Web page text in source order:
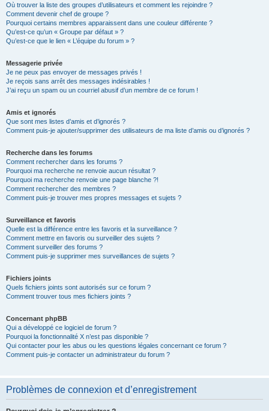
Où trouver la liste des groupes d’utilisateurs et comment les rejoindre ?
Comment devenir chef de groupe ?
Pourquoi certains membres apparaissent dans une couleur différente ?
Qu’est-ce qu’un « Groupe par défaut » ?
Qu’est-ce que le lien « L’équipe du forum » ?
Messagerie privée
Je ne peux pas envoyer de messages privés !
Je reçois sans arrêt des messages indésirables !
J’ai reçu un spam ou un courriel abusif d’un membre de ce forum !
Amis et ignorés
Que sont mes listes d’amis et d’ignorés ?
Comment puis-je ajouter/supprimer des utilisateurs de ma liste d’amis ou d’ignorés ?
Recherche dans les forums
Comment rechercher dans les forums ?
Pourquoi ma recherche ne renvoie aucun résultat ?
Pourquoi ma recherche renvoie une page blanche ?!
Comment rechercher des membres ?
Comment puis-je trouver mes propres messages et sujets ?
Surveillance et favoris
Quelle est la différence entre les favoris et la surveillance ?
Comment mettre en favoris ou surveiller des sujets ?
Comment surveiller des forums ?
Comment puis-je supprimer mes surveillances de sujets ?
Fichiers joints
Quels fichiers joints sont autorisés sur ce forum ?
Comment trouver tous mes fichiers joints ?
Concernant phpBB
Qui a développé ce logiciel de forum ?
Pourquoi la fonctionnalité X n’est pas disponible ?
Qui contacter pour les abus ou les questions légales concernant ce forum ?
Comment puis-je contacter un administrateur du forum ?
Problèmes de connexion et d’enregistrement